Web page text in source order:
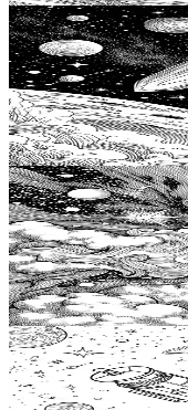
Add to wishlist
ステッカーバンパ
プリント、天体流
う、 Stress Relief
り絵ページ
$ 0.99
Add to wishlist
天体模様の星団デ
ージ、リラクゼー
宇宙ぬりえページ
$ 0.99
Add to wishlist
リラクゼーション